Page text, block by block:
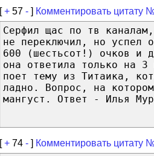
[+ 57 - ] Комментировать цитату
Серфил щас по тв
не переключил, но успел
600 (шестьсот!) очков и
она ответила только на
поет тему из Титаика,
ладно. Вопрос, на
мангуст. Ответ - Илья
[+ 74 - ] Комментировать цитату